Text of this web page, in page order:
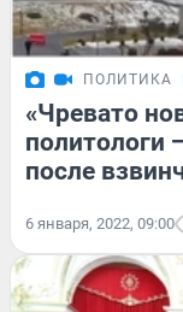
ПОЛИТИКА
«Чревато
политологи
после
6 января, 2022, 09:00